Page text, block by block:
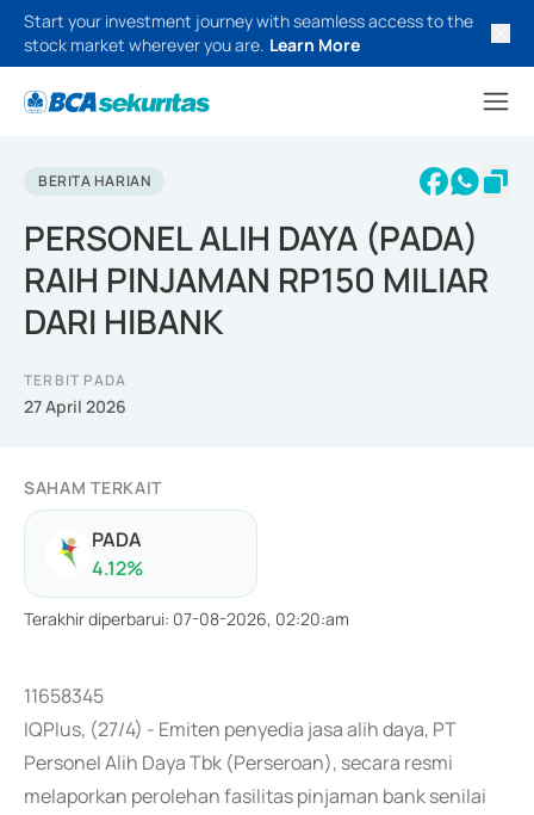
Start your investment journey with seamless access to the
stock market wherever you are. Learn More
BERITA HARIAN
PERSONEL ALIH DAYA (PADA)
RAIH PINJAMAN RP150 MILIAR
DARI HIBANK
TERBIT PADA
27 April 2026
SAHAM TERKAIT
PADA
4.12%
Terakhir diperbarui: 07-08-2026, 02:20:am
11658345
IQPlus, (27/4) - Emiten penyedia jasa alih daya, PT
Personel Alih Daya Tbk (Perseroan), secara resmi
melaporkan perolehan fasilitas pinjaman bank senilai